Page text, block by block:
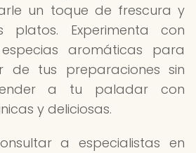
un toque de frescura y
Experimenta con
aromáticas para
de tus preparaciones sin
a tu paladar con
y deliciosas.
a especialistas en